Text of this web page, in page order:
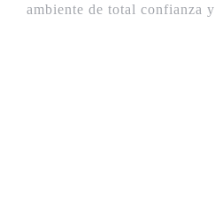
ambiente de total confianza